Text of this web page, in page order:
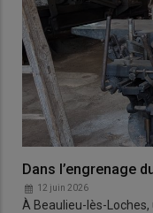
Dans l’engrenage
12 juin 2026
À Beaulieu-lès-